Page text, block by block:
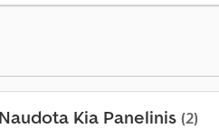
Naudota Kia Panelinis (2)